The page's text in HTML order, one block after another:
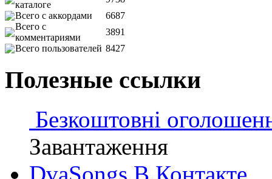
каталоге
Всего с аккордами
6687
Всего с
комментариями
3891
Всего пользователей 8427
Полезные ссылки
Безкоштовні
Завантаження
DvaSongs В.Контакте